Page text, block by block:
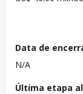
Data de
N/A
Última etapa